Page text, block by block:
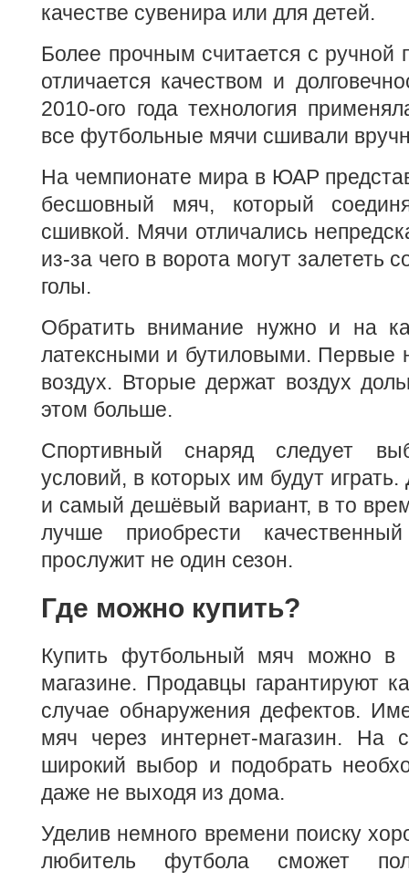
качестве сувенира или для детей.
Более прочным считается с ручной
отличается качеством и
2010-ого года технология
все футбольные мячи сшивали
На чемпионате мира в ЮАР
бесшовный мяч, который
сшивкой. Мячи отличались
из-за чего в ворота могут залететь
голы.
Обратить внимание нужно и на
латексными и бутиловыми. Первые
воздух. Вторые держат воздух
этом больше.
Спортивный снаряд следует
условий, в которых им будут
и самый дешёвый вариант, в то
лучше приобрести
прослужит не один сезон.
Где можно купить?
Купить футбольный мяч можно в
магазине. Продавцы гарантируют
случае обнаружения дефектов.
мяч через интернет-магазин. На
широкий выбор и подобрать
даже не выходя из дома.
Уделив немного времени поиску
любитель футбола сможет